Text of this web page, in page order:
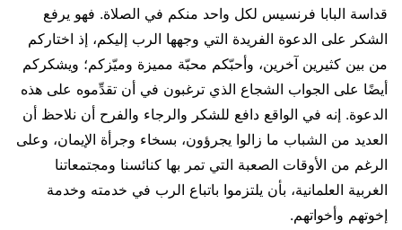
قداسة البابا فرنسيس لكل واحد منكم في الصلاة. فهو يرفع
الشكر على الدعوة الفريدة التي وجهها الرب إليكم، إذ اختاركم
من بين كثيرين آخرين، وأحبّكم محبّة مميزة وميّزكم؛ ويشكركم
أيضًا على الجواب الشجاع الذي ترغبون في أن تقدِّموه على هذه
الدعوة. إنه في الواقع دافع للشكر والرجاء والفرح أن نلاحظ أن
العديد من الشباب ما زالوا يجرؤون، بسخاء وجرأة الإيمان، وعلى
الرغم من الأوقات الصعبة التي تمر بها كنائسنا ومجتمعاتنا
الغربية العلمانية، بأن يلتزموا باتباع الرب في خدمته وخدمة
إخوتهم وأخواتهم.